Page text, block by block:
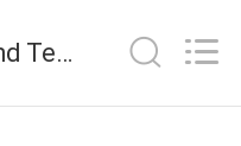
Cina Weyland Technology Berita perusahaan